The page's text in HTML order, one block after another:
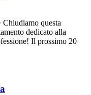
questa
dedicato alla
Il prossimo 20